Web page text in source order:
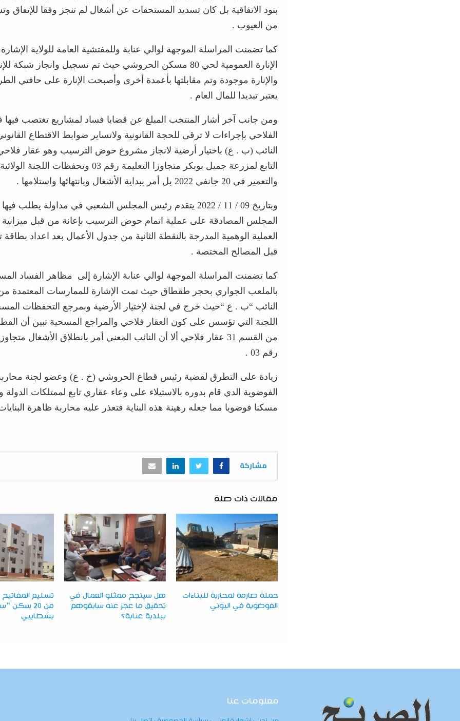
بنود الاتفاقية بل كان تسديد المستحقات عن أشغال لم تنجز وفقا للإتفاق
من العيوب .
كما تضمنت المراسلة الموجهة لوالي عنابة وللمفتشية العامة للولاية
الإنارة العمومية لحي 80 مسكن الحروشي حيث تم تسجيل وانجاز شبكة
والإنارة موجودة وتم مقابلتها بأعمدة أخرى وأصبحت الإنارة على حافتي
يعتبر تبديدا للمال العام .
ومن جانب آخر أشار المنتخب المبلغ عن قضايا فساد لمشاريع تغتصب فيها
الفلاحي بإجراءات لا ترقى للحجة القانونية ولاتساير ضوابط الاقتطاع
النائب (ب . ع) باختيار أرضية لانجاز مشروع حوض الترسيب وهو عقار فلاحي
التابع لمزرعة جميل بوبكر متجاوزا التعليمة رقم 03 وتحفظات
والتعمير في 20 جانفي 2022 بل أمر ببداية الأشغال وبانتهائها واستلامها .
وبتاريخ 09 / 11 / 2022 يتقدم رئيس المجلس الشعبي في مداولة يطلب
المجلس المصادقة على عملية اتمام حوض الترسيب بإعانة من قبل ميزانية
العملية الوهمية المدرجة بالنقطة الثانية من جدول الأعمال بعد اعداد بطاقة
قبل المصالح المختصة .
كما تضمنت المراسلة الموجهة لوالي عنابة الإشارة إلى مظاهر الفساد
بالملعب الجواري بحجر طقطاق حيث تمت الإشارة للممارسات
النائب “ب . ع “حيث خرج في لجنة لإختيار الأرضية وبمرجع التحفظات
من القسم 31 عقار فلاحي ألا أن النائب المعني أمر بانطلاق الأشغال
رقم 03 .
زيادة على التطرق لقضية رئيس قطاع الحروشي (خ . ع) وعضو لجنة محاربة
الفوضوية الدي قام بدوره بالاستيلاء على وعاء عقاري تابع لممتلكات الدولة
مسكنا فوضويا مما جعله رهينة هذه البناية فتعذر عليه محاربة ظاهرة
مشاركة
مقالات ذات صلة
حملة صارمة لمحاربة للبناءات
الفوضوية في البوني
هل سينجح ممثلو العمال في
تحقيق ما عجز عنه سابقوهم
ببلدية عنابة؟
تسليم
من 20 سكن
بشطايبي
معلومات عنا